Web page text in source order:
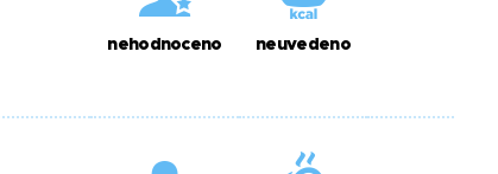
nehodnoceno neuvedeno